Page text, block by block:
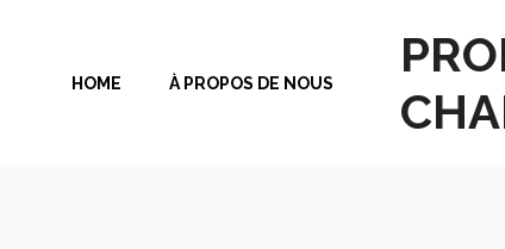
contenuHOME À PROPOS DE NOUS